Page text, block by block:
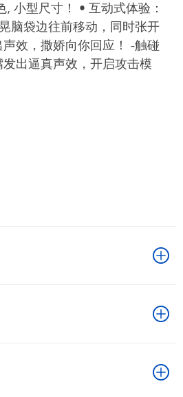
小型尺寸！ • 互动式体验：
脑袋边往前移动，同时张开
效，撒娇向你回应！ -触碰
出逼真声效，开启攻击模